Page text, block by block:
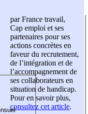
par France travail,
Cap emploi et ses
partenaires pour ses
actions concrètes en
faveur du recrutement,
de l’intégration et de
l’accompagnement de
ses collaborateurs en
situation de handicap.
Pour en savoir plus,
consultez cet article.